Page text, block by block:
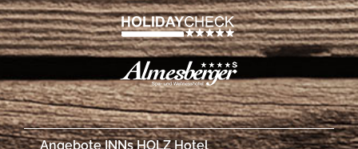
Angebote INNs HOLZ Hotel